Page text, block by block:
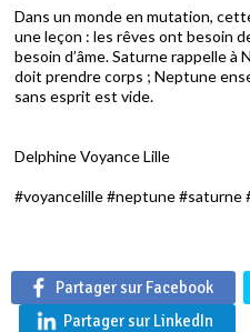
Dans un monde en mutation,
une leçon : les rêves ont besoin
besoin d’âme. Saturne rappelle
doit prendre corps ; Neptune
sans esprit est vide.
Delphine Voyance Lille
#voyancelille #neptune #saturne
Partager sur Facebook
Partager sur LinkedIn